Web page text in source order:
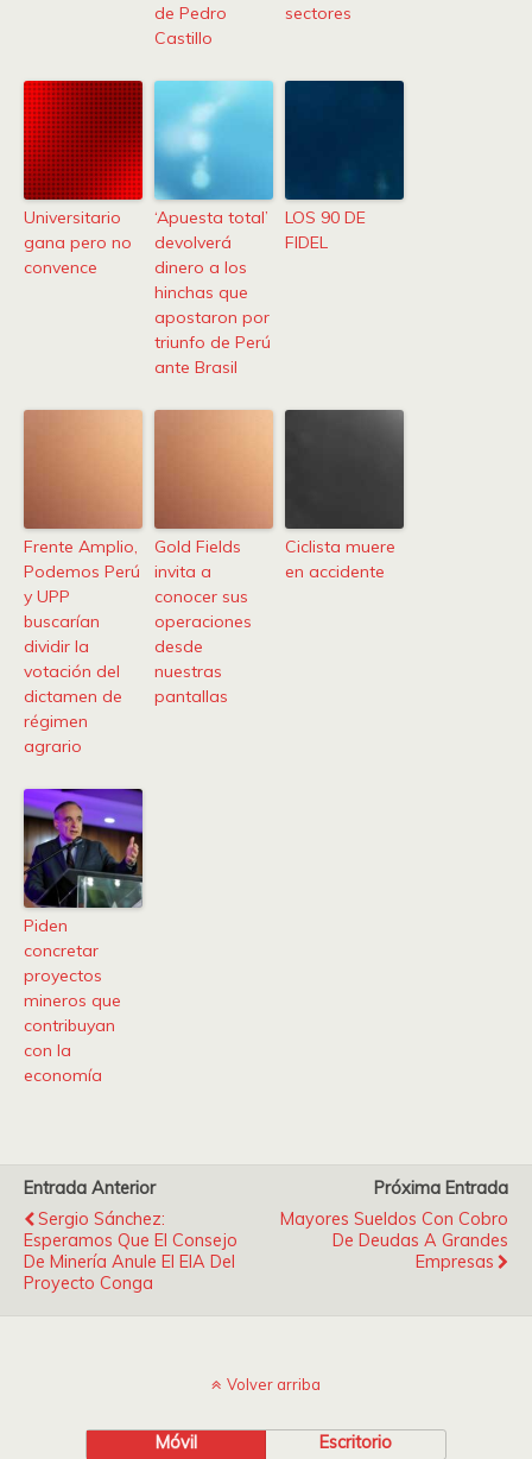
de Pedro
Castillo
sectores
Universitario
gana pero no
convence
‘Apuesta total’
devolverá
dinero a los
hinchas que
apostaron por
triunfo de Perú
ante Brasil
LOS 90 DE
FIDEL
Frente Amplio,
Podemos Perú
y UPP
buscarían
dividir la
votación del
dictamen de
régimen
agrario
Gold Fields
invita a
conocer sus
operaciones
desde
nuestras
pantallas
Ciclista muere
en accidente
Piden
concretar
proyectos
mineros que
contribuyan
con la
economía
Entrada Anterior
Sergio Sánchez:
Esperamos Que El Consejo
De Minería Anule El EIA Del
Proyecto Conga
Próxima Entrada
Mayores Sueldos Con Cobro
De Deudas A Grandes
Empresas
Volver arriba
Móvil Escritorio